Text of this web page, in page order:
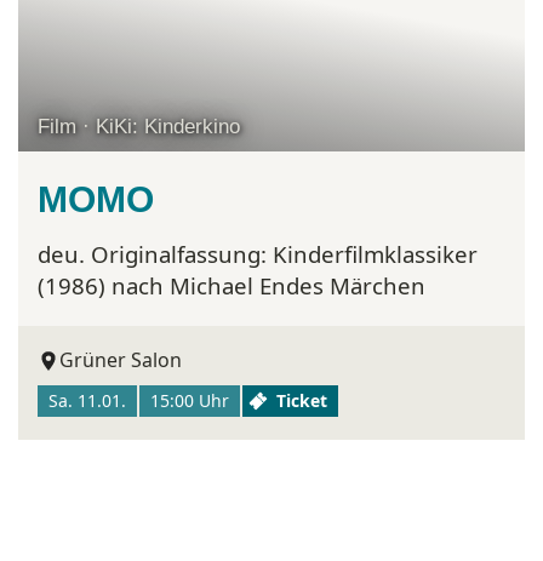
Film · KiKi: Kinderkino
MOMO
deu. Originalfassung: Kinderfilmklassiker
(1986) nach Michael Endes Märchen
Grüner Salon
Sa. 11.01. 15:00 Uhr Ticket